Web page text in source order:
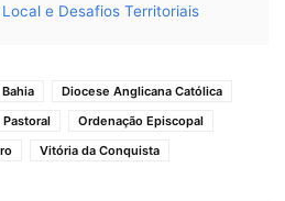
e Desafios Territoriais
Bahia
Diocese Anglicana Católica
Ordenação Episcopal
Vitória da Conquista